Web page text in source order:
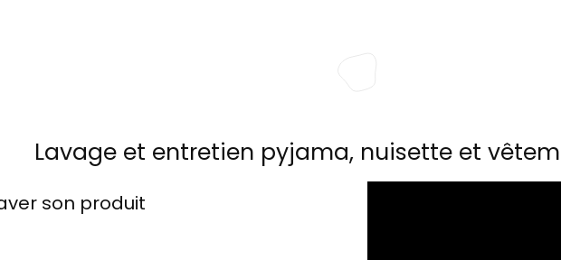
Lavage et entretien pyjama, nuisette et
son produit